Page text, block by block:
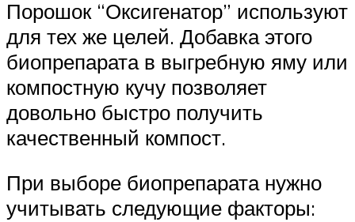
Порошок “Оксигенатор” используют
для тех же целей. Добавка этого
биопрепарата в выгребную яму или
компостную кучу позволяет
довольно быстро получить
качественный компост.
При выборе биопрепарата нужно
учитывать следующие факторы: